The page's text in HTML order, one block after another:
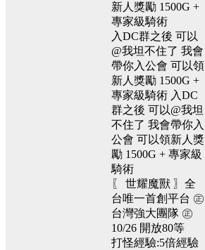
新人獎勵 1500G +
專家級騎術
入DC群之後 可以
@我坦不住了 我會
帶你入公會 可以領
新人獎勵 1500G +
專家級騎術 入DC
群之後 可以@我坦
不住了 我會帶你入
公會 可以領新人獎
勵 1500G + 專家級
騎術
〖 世耀魔獸 〗全
台唯一首創平台 ㊣
台灣強大團隊 ㊣
10/26 開放80等
打怪經驗:5倍經驗